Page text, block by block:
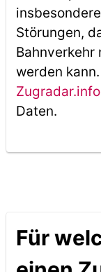
Störungen,
werden
Zugradar.info
Daten.
Für